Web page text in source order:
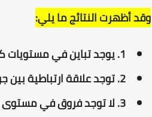
وقد أظهرت النتائج ما يلي:
1. يوجد تباين في مستويات كل من قلق المستقبل وجودة الحياة لدى الطالب الجامعي.
2. توجد علاقة ارتباطية بين جودة الحياة وقلق المستقبل لدى الطالب الجامعي.
3. لا توجد فروق في مستوى قلق المستقبل لدى الطالب الجامعي تعزى لعامل الجنس.